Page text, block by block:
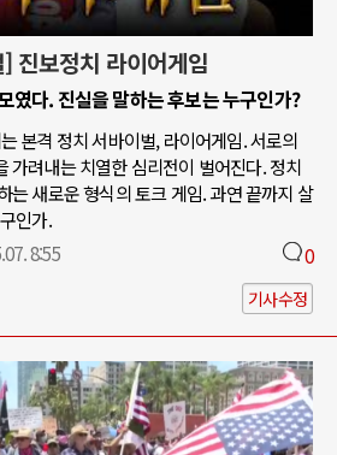
진보정치 라이어게임
였다. 진실을 말하는 후보는 누구인가?
본격 정치 서바이벌, 라이어게임. 서로의
가려내는 치열한 심리전이 벌어진다. 정치
는 새로운 형식의 토크 게임. 과연 끝까지 살
인가.
8:55 0
기사수정